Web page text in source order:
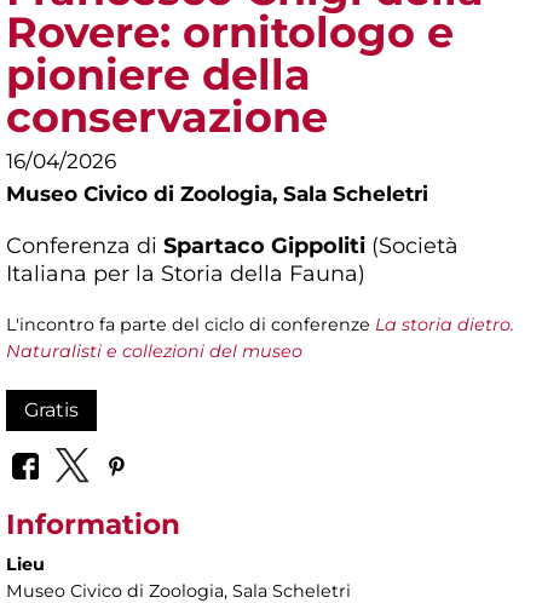
Rovere: ornitologo e
pioniere della
conservazione
16/04/2026
Museo Civico di Zoologia, Sala Scheletri
Conferenza di Spartaco Gippoliti (Società
Italiana per la Storia della Fauna)
L'incontro fa parte del ciclo di conferenze La storia dietro.
Naturalisti e collezioni del museo
Gratis
Information
Lieu
Museo Civico di Zoologia, Sala Scheletri